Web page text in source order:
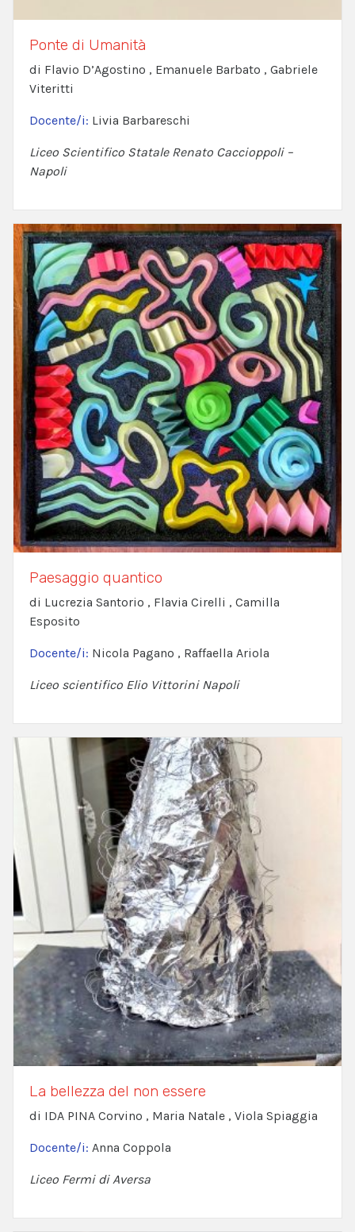
Ponte di Umanità
di Flavio D’Agostino , Emanuele Barbato , Gabriele
Viteritti
Docente/i: Livia Barbareschi
Liceo Scientifico Statale Renato Caccioppoli –
Napoli
Paesaggio quantico
di Lucrezia Santorio , Flavia Cirelli , Camilla
Esposito
Docente/i: Nicola Pagano , Raffaella Ariola
Liceo scientifico Elio Vittorini Napoli
La bellezza del non essere
di IDA PINA Corvino , Maria Natale , Viola Spiaggia
Docente/i: Anna Coppola
Liceo Fermi di Aversa